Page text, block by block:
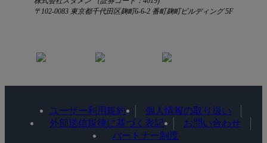
〒102-0083 東京都千代田区麹町6-6-2 番町麹町ビルディング 5F
ユーザー利用規約
個人情報の取り扱い
外部送信規律に基づく表記
お問い合わせ
パートナー制度